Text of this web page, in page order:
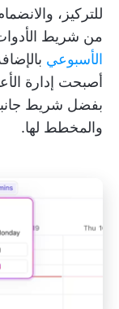
للتركيز،
من شريط
الأسبوعي
أصبحت إدارة
بفضل شريط
والمخطط لها.